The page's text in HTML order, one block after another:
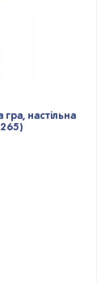
настільна